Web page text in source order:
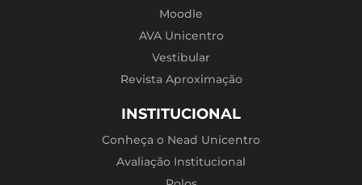
Moodle
AVA Unicentro
Vestibular
Revista Aproximação
INSTITUCIONAL
Conheça o Nead Unicentro
Avaliação Institucional